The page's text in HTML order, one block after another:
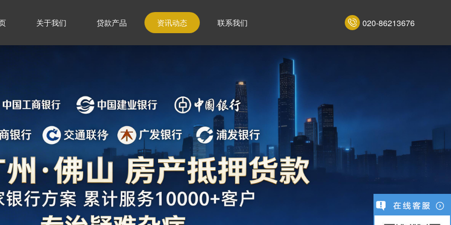
关于我们 贷款产品 资讯动态 联系我们 020-86213676